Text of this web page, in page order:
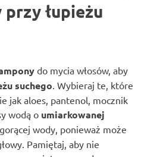
łupieżu
do mycia włosów, aby
suchego. Wybieraj te, które
jak aloes, pantenol, mocznik
wodą o umiarkowanej
wody, ponieważ może
Pamiętaj, aby nie